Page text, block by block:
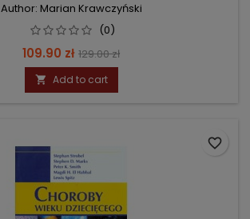
Author: Marian Krawczyński
(0)
Price
109.90 zł Regular
price
129.00 zł
 Add to cart
favorite_border